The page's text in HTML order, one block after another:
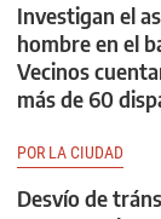
Investigan el
hombre en el
Vecinos
más de 60
POR LA CIUDAD
Desvío de